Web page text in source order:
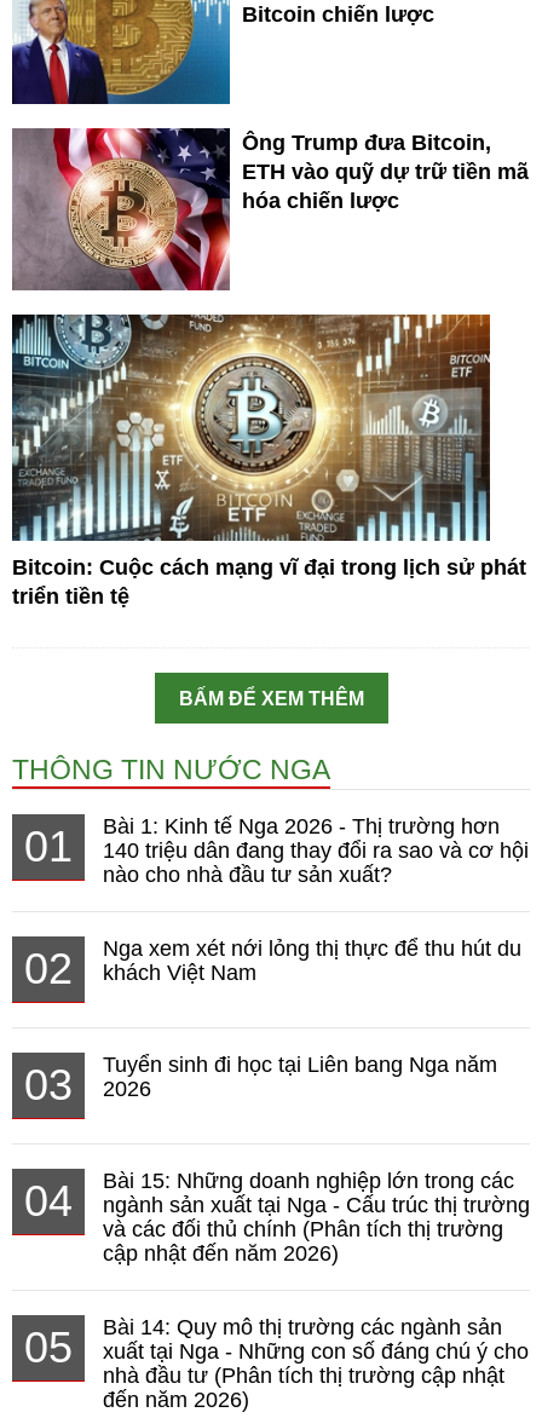
Bitcoin chiến lược
Ông Trump đưa Bitcoin,
ETH vào quỹ dự trữ tiền mã
hóa chiến lược
Bitcoin: Cuộc cách mạng vĩ đại trong lịch sử phát
triển tiền tệ
BẤM ĐỂ XEM THÊM
THÔNG TIN NƯỚC NGA
01
Bài 1: Kinh tế Nga 2026 - Thị trường hơn
140 triệu dân đang thay đổi ra sao và cơ hội
nào cho nhà đầu tư sản xuất?
02
Nga xem xét nới lỏng thị thực để thu hút du
khách Việt Nam
03
Tuyển sinh đi học tại Liên bang Nga năm
2026
04
Bài 15: Những doanh nghiệp lớn trong các
ngành sản xuất tại Nga - Cấu trúc thị trường
và các đối thủ chính (Phân tích thị trường
cập nhật đến năm 2026)
05
Bài 14: Quy mô thị trường các ngành sản
xuất tại Nga - Những con số đáng chú ý cho
nhà đầu tư (Phân tích thị trường cập nhật
đến năm 2026)